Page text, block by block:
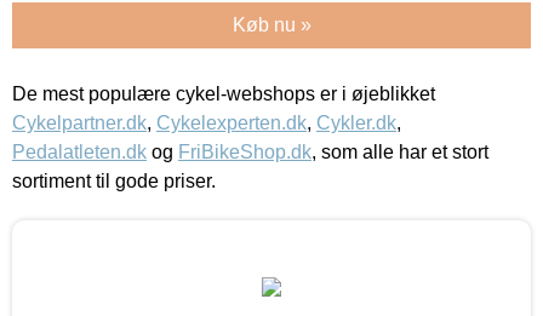
Køb nu »
De mest populære cykel-webshops er i øjeblikket
Cykelpartner.dk, Cykelexperten.dk, Cykler.dk,
Pedalatleten.dk og FriBikeShop.dk, som alle har et stort
sortiment til gode priser.